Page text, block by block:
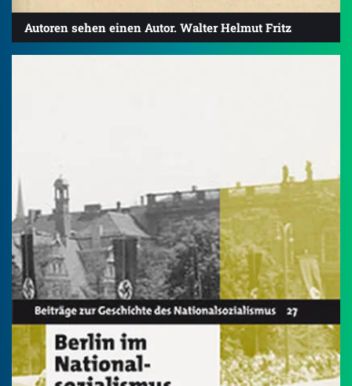
Autoren sehen einen Autor. Walter Helmut Fritz